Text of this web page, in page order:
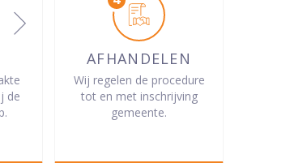
de
AFHANDELEN
Wij regelen de procedure
tot en met inschrijving
gemeente.